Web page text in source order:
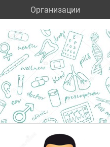
Организации